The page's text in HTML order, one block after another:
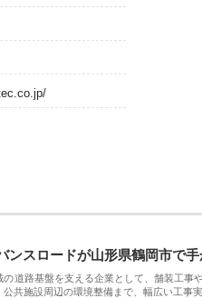
ンスロードが山形県鶴岡市で
の道路基盤を支える企業として、舗装工
公共施設周辺の環境整備まで、幅広い工事